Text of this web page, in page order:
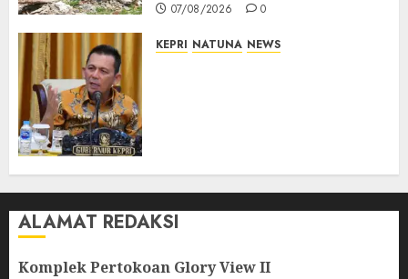
07/08/2026 0
KEPRI NATUNA NEWS
07/08/2026 0
ALAMAT REDAKSI
Komplek Pertokoan Glory View II